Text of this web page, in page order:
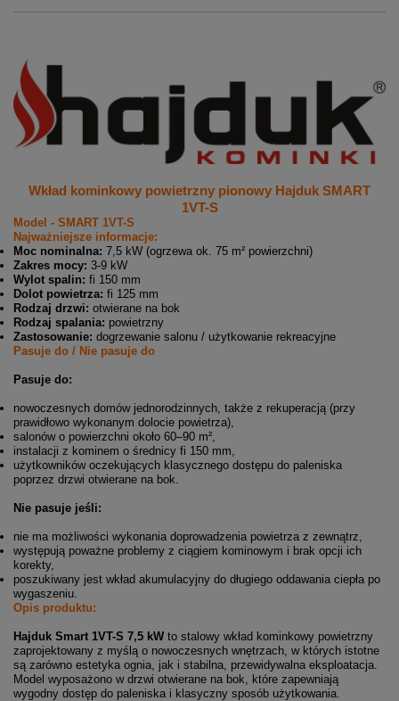
Wkład kominkowy powietrzny pionowy Hajduk SMART
1VT-S
Model - SMART 1VT-S
Najważniejsze informacje:
Moc nominalna: 7,5 kW (ogrzewa ok. 75 m² powierzchni)
Zakres mocy: 3-9 kW
Wylot spalin: fi 150 mm
Dolot powietrza: fi 125 mm
Rodzaj drzwi: otwierane na bok
Rodzaj spalania: powietrzny
Zastosowanie: dogrzewanie salonu / użytkowanie rekreacyjne
Pasuje do / Nie pasuje do
Pasuje do:
nowoczesnych domów jednorodzinnych, także z rekuperacją (przy
prawidłowo wykonanym dolocie powietrza),
salonów o powierzchni około 60–90 m²,
instalacji z kominem o średnicy fi 150 mm,
użytkowników oczekujących klasycznego dostępu do paleniska
poprzez drzwi otwierane na bok.
Nie pasuje jeśli:
nie ma możliwości wykonania doprowadzenia powietrza z zewnątrz,
występują poważne problemy z ciągiem kominowym i brak opcji ich
korekty,
poszukiwany jest wkład akumulacyjny do długiego oddawania ciepła po
wygaszeniu.
Opis produktu:
Hajduk Smart 1VT-S 7,5 kW to stalowy wkład kominkowy powietrzny
zaprojektowany z myślą o nowoczesnych wnętrzach, w których istotne
są zarówno estetyka ognia, jak i stabilna, przewidywalna eksploatacja.
Model wyposażono w drzwi otwierane na bok, które zapewniają
wygodny dostęp do paleniska i klasyczny sposób użytkowania.